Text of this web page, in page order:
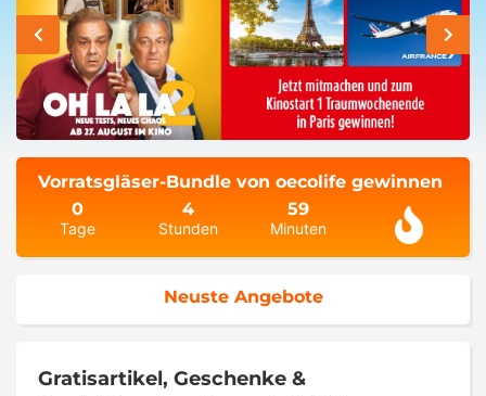
Vorratsgläser-Bundle von oecolife gewinnen
0
Tage
4
Stunden
59
Minuten
Neuste Angebote
Gratisartikel, Geschenke &